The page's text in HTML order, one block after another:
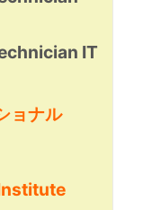
IT
ョナル